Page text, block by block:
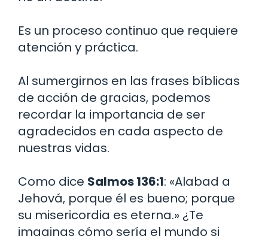
Es un proceso continuo que requiere
atención y práctica.
Al sumergirnos en las frases bíblicas
de acción de gracias, podemos
recordar la importancia de ser
agradecidos en cada aspecto de
nuestras vidas.
Como dice Salmos 136:1: «Alabad a
Jehová, porque él es bueno; porque
su misericordia es eterna.» ¿Te
imaginas cómo sería el mundo si